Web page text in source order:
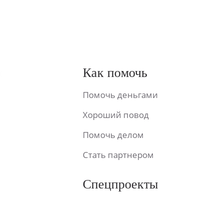
Как помочь
Помочь деньгами
Хороший повод
Помочь делом
Стать партнером
Спецпроекты